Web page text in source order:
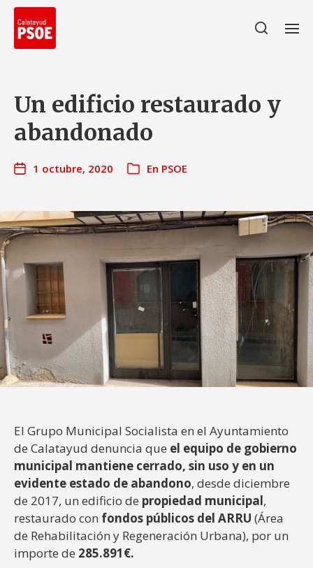
Un edificio restaurado y
abandonado
1 octubre, 2020 En PSOE
El Grupo Municipal Socialista en el Ayuntamiento
de Calatayud denuncia que el equipo de gobierno
municipal mantiene cerrado, sin uso y en un
evidente estado de abandono, desde diciembre
de 2017, un edificio de propiedad municipal,
restaurado con fondos públicos del ARRU (Área
de Rehabilitación y Regeneración Urbana), por un
importe de 285.891€.